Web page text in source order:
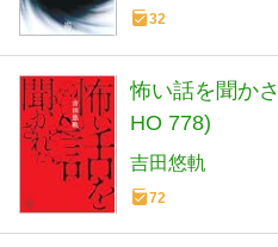
32
怖い話を聞か
HO 778)
吉田悠軌
72